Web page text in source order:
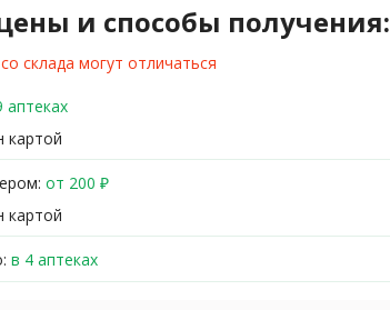
и способы получения:
склада могут отличаться
аптеках
картой
от 200 ₽
картой
в 4 аптеках